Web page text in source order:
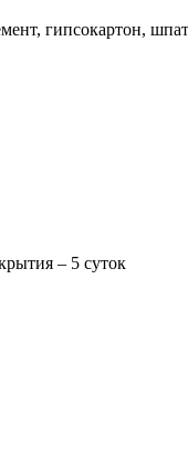
гипсокартон,
– 5 суток